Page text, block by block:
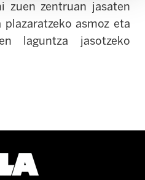
zuen zentruan jasaten
asmoz eta
laguntza jasotzeko